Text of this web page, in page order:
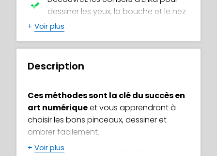
dessiner les yeux, la bouche et le nez
Passer d'un croquis rigide à un dessin
Dessinez des visages proportionnés
lignes de construction
Maîtrisez les astuces pro pour
corriger les erreurs facilement
Fusionner harmonieusement vos
+ Voir plus
Description
Ces méthodes sont la clé du succès en
art numériqueet vous apprendront à
choisir les bons pinceaux, dessiner et
ombrer facilement.
Vous connaissez ce sentiment de
+ Voir plus